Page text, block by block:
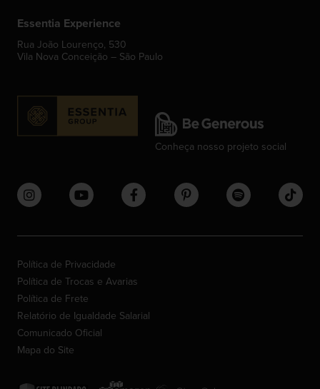
Essentia Experience
Rua João Lourenço, 530
Vila Nova Conceição – São Paulo
Conheça nosso projeto social
Política de Privacidade
Política de Trocas e Avarias
Política de Frete
Relatório de Igualdade Salarial
Comunicado Oficial
Mapa do Site